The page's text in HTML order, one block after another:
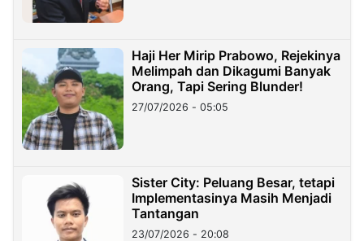
Haji Her Mirip Prabowo, Rejekinya
Melimpah dan Dikagumi Banyak
Orang, Tapi Sering Blunder!
27/07/2026 - 05:05
Sister City: Peluang Besar, tetapi
Implementasinya Masih Menjadi
Tantangan
23/07/2026 - 20:08